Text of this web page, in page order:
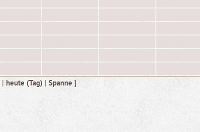
| heute (Tag) | Spanne ]